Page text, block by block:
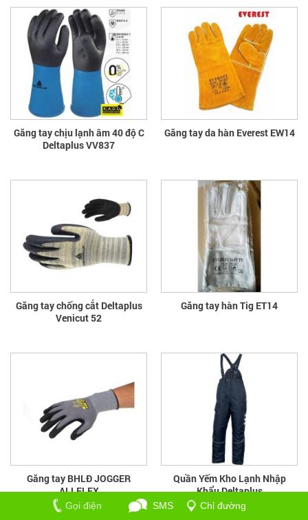
Găng tay chịu lạnh âm 40 độ C
Deltaplus VV837
Găng tay da hàn Everest EW14
Găng tay chống cắt Deltaplus
Venicut 52
Găng tay hàn Tig ET14
Găng tay BHLĐ JOGGER
ALLFLEX
Quần Yếm Kho Lạnh Nhập
Khẩu Deltaplus
Gọi điện SMS Chỉ đường